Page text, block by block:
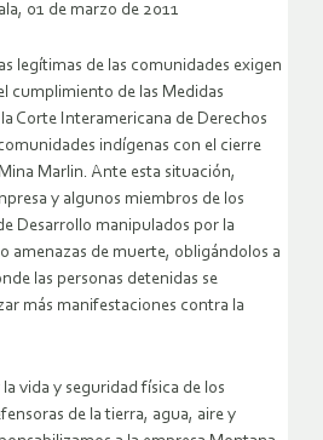
01 de marzo de 2011
legítimas de las comunidades exigen
cumplimiento de las Medidas
Corte Interamericana de Derechos
indígenas con el cierre
Marlin. Ante esta situación,
y algunos miembros de los
Desarrollo manipulados por la
amenazas de muerte, obligándolos a
las personas detenidas se
más manifestaciones contra la
vida y seguridad física de los
de la tierra, agua, aire y